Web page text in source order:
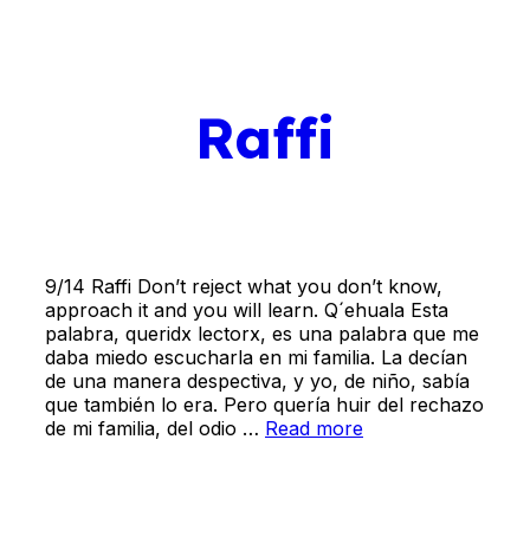
Raffi
9/14 Raffi Don’t reject what you don’t know,
approach it and you will learn. Q´ehuala Esta
palabra, queridx lectorx, es una palabra que me
daba miedo escucharla en mi familia. La decían
de una manera despectiva, y yo, de niño, sabía
que también lo era. Pero quería huir del rechazo
de mi familia, del odio … Read more